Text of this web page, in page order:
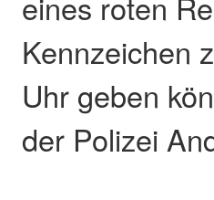
Kennzeichen
Uhr geben
der Polizei